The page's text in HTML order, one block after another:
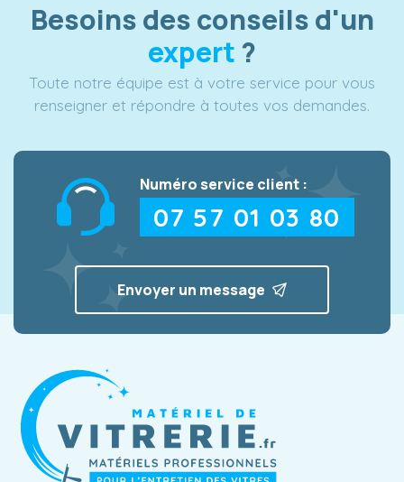
Besoins des conseils d'un
expert ?
Toute notre équipe est à votre service pour vous
renseigner et répondre à toutes vos demandes.
Numéro service client :
07 57 01 03 80
Envoyer un message